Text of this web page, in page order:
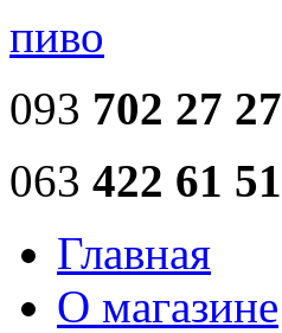
пиво
093 702 27 27
063 422 61 51
Главная
О магазине